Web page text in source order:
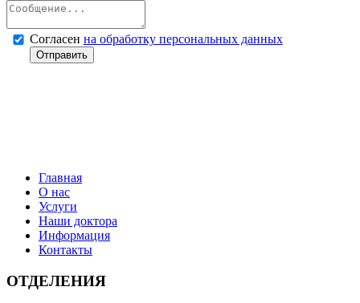
Согласен на обработку персональных данных
Отправить
Главная
О нас
Услуги
Наши доктора
Информация
Контакты
ОТДЕЛЕНИЯ